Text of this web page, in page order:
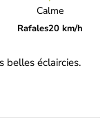
Calme
Rafales20 km/h
belles éclaircies.